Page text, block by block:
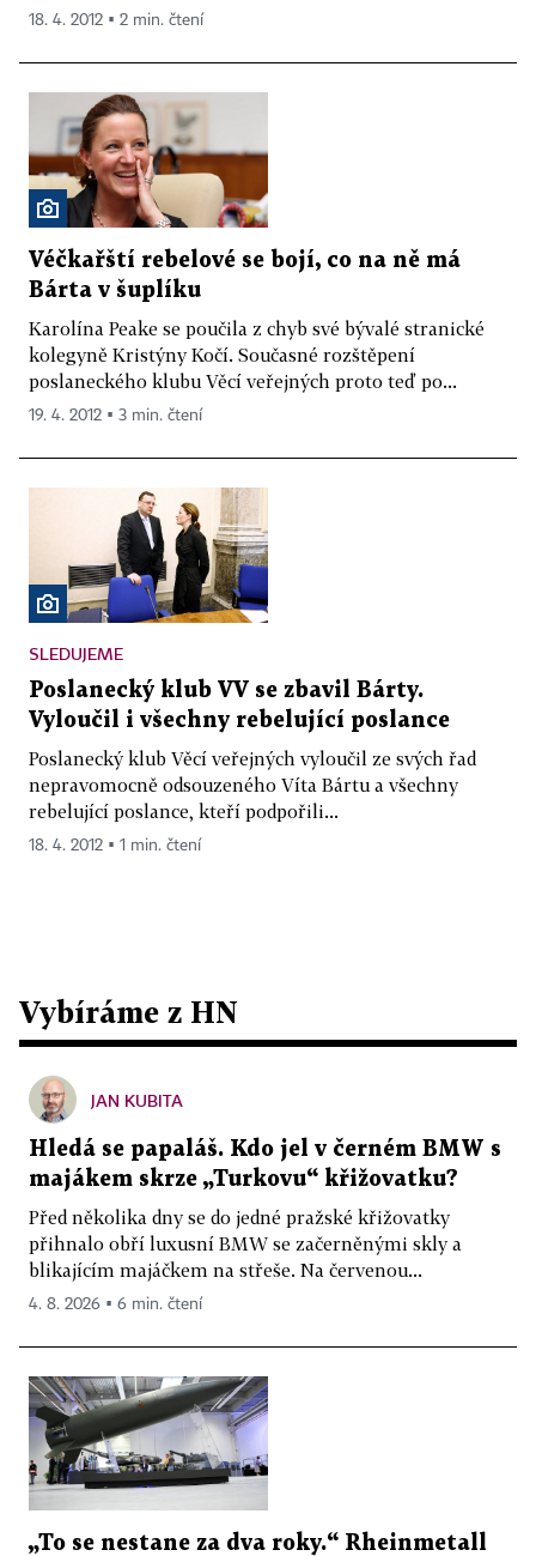
18. 4. 2012 ▪ 2 min. čtení
Véčkařští rebelové se bojí, co na ně má
Bárta v šuplíku
Karolína Peake se poučila z chyb své bývalé stranické
kolegyně Kristýny Kočí. Současné rozštěpení
poslaneckého klubu Věcí veřejných proto teď po...
19. 4. 2012 ▪ 3 min. čtení
SLEDUJEME
Poslanecký klub VV se zbavil Bárty.
Vyloučil i všechny rebelující poslance
Poslanecký klub Věcí veřejných vyloučil ze svých řad
nepravomocně odsouzeného Víta Bártu a všechny
rebelující poslance, kteří podpořili...
18. 4. 2012 ▪ 1 min. čtení
Vybíráme z HN
JAN KUBITA
Hledá se papaláš. Kdo jel v černém BMW s
majákem skrze „Turkovu“ křižovatku?
Před několika dny se do jedné pražské křižovatky
přihnalo obří luxusní BMW se začerněnými skly a
blikajícím majáčkem na střeše. Na červenou...
4. 8. 2026 ▪ 6 min. čtení
„To se nestane za dva roky.“ Rheinmetall